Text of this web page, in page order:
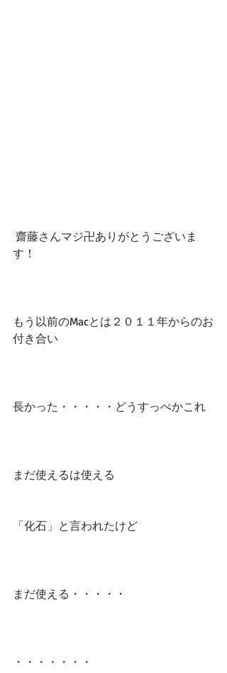
す！
もう以前のMacとは２０１１年からのお
付き合い
長かった・・・・・どうすっぺかこれ
まだ使えるは使える
「化石」と言われたけど
まだ使える・・・・・
・・・・・・・